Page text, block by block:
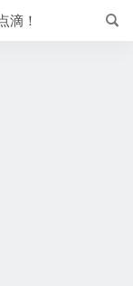
滴！